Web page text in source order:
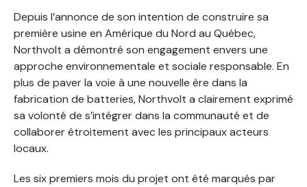
Depuis l’annonce de son intention de construire sa
première usine en Amérique du Nord au Québec,
Northvolt a démontré son engagement envers une
approche environnementale et sociale responsable. En
plus de paver la voie à une nouvelle ère dans la
fabrication de batteries, Northvolt a clairement exprimé
sa volonté de s’intégrer dans la communauté et de
collaborer étroitement avec les principaux acteurs
locaux.
Les six premiers mois du projet ont été marqués par